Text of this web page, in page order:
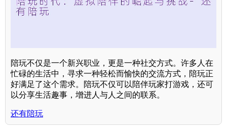
陪玩不仅是一个新兴职业，更是一种社交方式。许多人在
忙碌的生活中，寻求一种轻松而愉快的交流方式，陪玩正
好满足了这个需求。陪玩不仅可以陪伴玩家打游戏，还可
以分享生活趣事，增进人与人之间的联系。
还有陪玩